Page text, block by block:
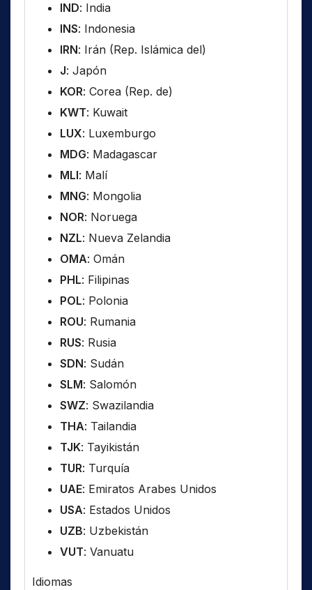
IND: India
INS: Indonesia
IRN: Irán (Rep. Islámica del)
J: Japón
KOR: Corea (Rep. de)
KWT: Kuwait
LUX: Luxemburgo
MDG: Madagascar
MLI: Malí
MNG: Mongolia
NOR: Noruega
NZL: Nueva Zelandia
OMA: Omán
PHL: Filipinas
POL: Polonia
ROU: Rumania
RUS: Rusia
SDN: Sudán
SLM: Salomón
SWZ: Swazilandia
THA: Tailandia
TJK: Tayikistán
TUR: Turquía
UAE: Emiratos Arabes Unidos
USA: Estados Unidos
UZB: Uzbekistán
VUT: Vanuatu
Idiomas